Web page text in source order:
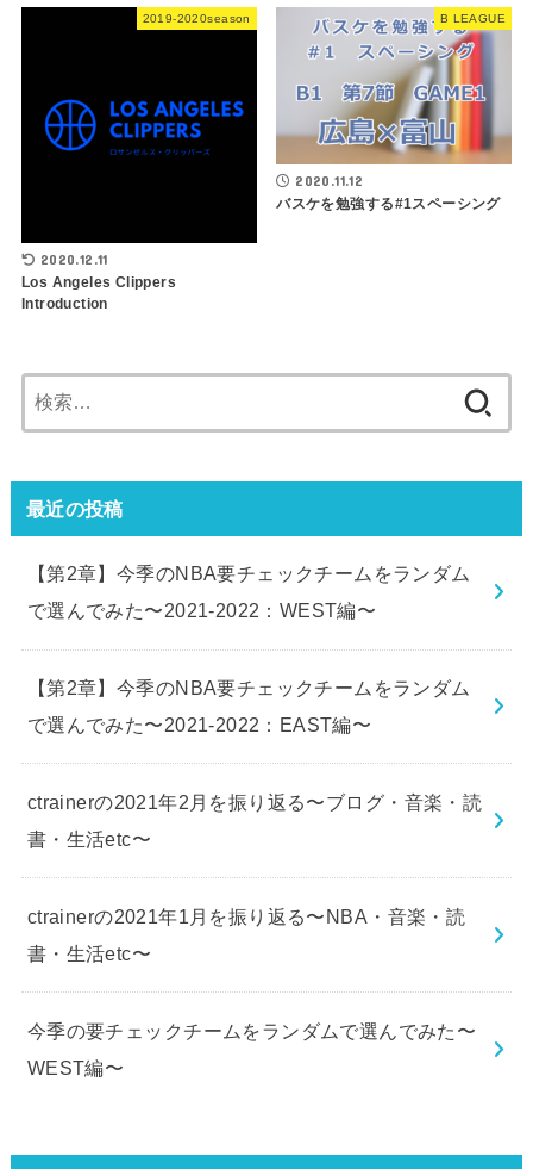
2019-2020season
2020.12.11
Los Angeles Clippers
Introduction
B LEAGUE
2020.11.12
バスケを勉強する#1スペーシング
索:
最近の投稿
【第2章】今季のNBA要チェックチームをランダム
で選んでみた〜2021-2022：WEST編〜
【第2章】今季のNBA要チェックチームをランダム
で選んでみた〜2021-2022：EAST編〜
ctrainerの2021年2月を振り返る〜ブログ・音楽・読
書・生活etc〜
ctrainerの2021年1月を振り返る〜NBA・音楽・読
書・生活etc〜
今季の要チェックチームをランダムで選んでみた〜
WEST編〜